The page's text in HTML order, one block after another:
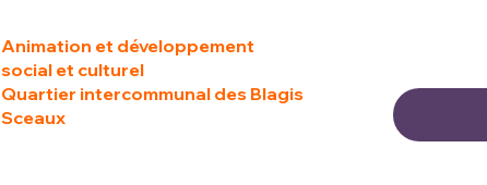
Animation et développement
social et culturel
Quartier intercommunal des Blagis
Sceaux